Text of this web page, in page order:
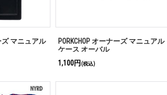
ズ マニュアル
PORKCHOP オーナーズ マニュアル
ケース オーバル
1,100円 (税込)